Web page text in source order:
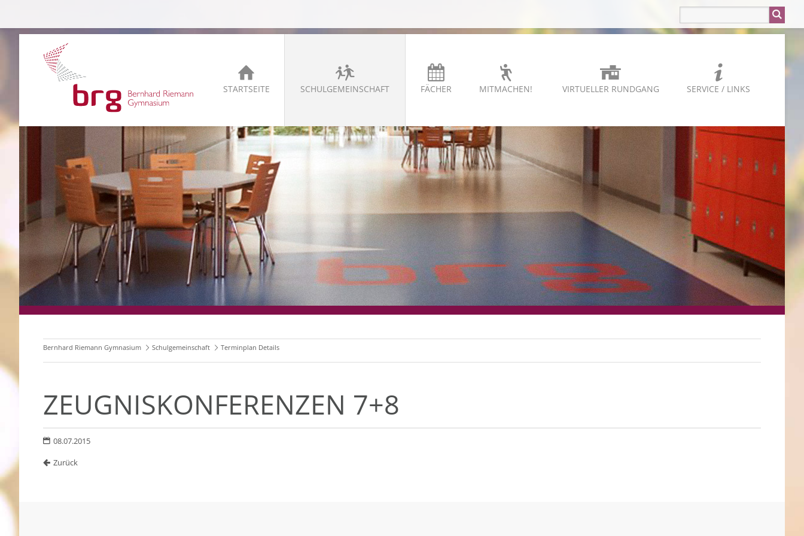
STARTSEITE SCHULGEMEINSCHAFT FÄCHER MITMACHEN! VIRTUELLER RUNDGANG SERVICE / LINKS
Bernhard Riemann Gymnasium Schulgemeinschaft Terminplan Details
ZEUGNISKONFERENZEN 7+8
08.07.2015
Zurück